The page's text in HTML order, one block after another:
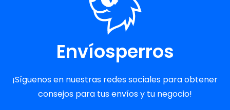
Envíosperros
¡Síguenos en nuestras redes sociales para obtener
consejos para tus envíos y tu negocio!